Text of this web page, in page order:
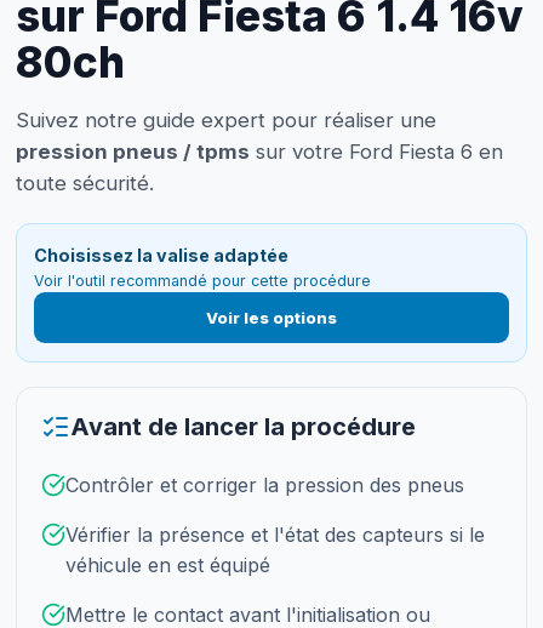
sur Ford Fiesta 6 1.4 16v
80ch
Suivez notre guide expert pour réaliser une
pression pneus / tpms sur votre Ford Fiesta 6 en
toute sécurité.
Choisissez la valise adaptée
Voir l'outil recommandé pour cette procédure
Voir les options
Avant de lancer la procédure
Contrôler et corriger la pression des pneus
Vérifier la présence et l'état des capteurs si le
véhicule en est équipé
Mettre le contact avant l'initialisation ou